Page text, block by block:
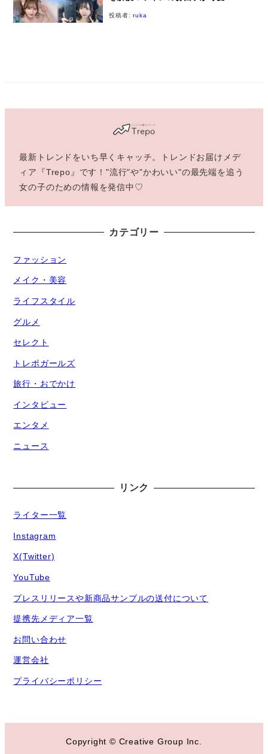
投稿者:ruka
最新トレンドをいち早くキャッチ。トレンドお届けメデ
ィア『Trepo』です！"流行"や"かわいい"の最先端を追う
女の子のための情報を発信中♡
カテゴリー
ファッション
メイク・美容
ライフスタイル
グルメ
セレクト
トレポガールズ
旅行・おでかけ
インタビュー
エンタメ
ニュース
リンク
ライター一覧
Instagram
X(Twitter)
YouTube
プレスリリースや新商品サンプルの送付について
提携先メディア一覧
お問い合わせ
運営会社
プライバシーポリシー
Copyright © Creative Group Inc.